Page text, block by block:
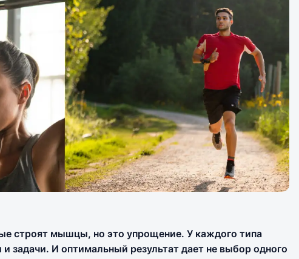
строят мышцы, но это упрощение. У каждого типа
задачи. И оптимальный результат дает не выбор одного